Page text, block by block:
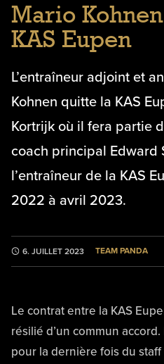
Mario
KAS Eupen
L’entraîneur adjoint et
Kohnen quitte la KAS
Kortrijk où il fera partie
coach principal Edward
l’entraîneur de la KAS
2022 à avril 2023.
6. JUILLET 2023 TEAM PANDA
Le contrat entre la KAS
résilié d’un commun
pour la dernière fois du